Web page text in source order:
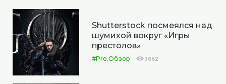
Shutterstock посмеялся над
шумихой вокруг «Игры
престолов»
#Pro.Обзор 3662